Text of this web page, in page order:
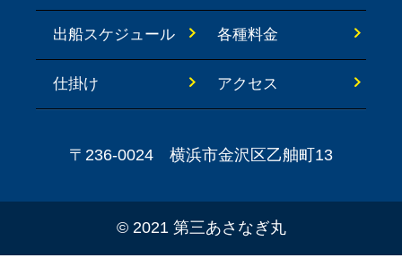
出船スケジュール
仕掛け
各種料金
アクセス
〒236-0024 横浜市金沢区乙舳町13
©2021 第三あさなぎ丸